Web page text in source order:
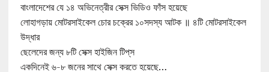
বাংলাদেশের যে ১৪ অভিনেত্রীর সেক্স ভিডিও ফাঁস হয়েছে
লোহাগড়ায় মোটরসাইকেল চোর চক্রের ১০সদস্য আটক ॥ ৪টি মোটরসাইকেল
উদ্ধার
ছেলেদের জন্য ৮টি সেক্স হাইজিন টিপ্‌স
একদিনেই ৬-৮ জনের সাথে সেক্স করতে হয়েছে…